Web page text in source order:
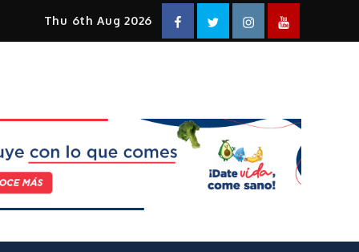
Thu 6th Aug 2026 FacebookTwitterInstagramYouTube